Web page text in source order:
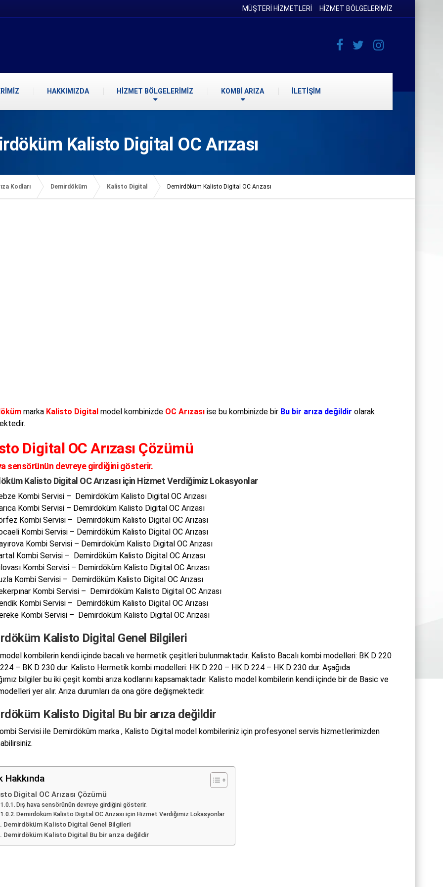
MÜŞTERİ HİZMETLERİ HİZMET BÖLGELERİMİZ
HAKKIMIZDA HİZMET BÖLGELERİMİZ KOMBİ ARIZA İLETİŞİM
Kalisto Digital OC Arızası
Kodları Demirdöküm Kalisto Digital Demirdöküm Kalisto Digital OC Arızası
marka Kalisto Digitalmodel kombinizde OC Arızasıise bu kombinizde bir Bu bir arıza değildir olarak
Digital OC Arızası Çözümü
sensörünün devreye girdiğini gösterir.
Kalisto Digital OC Arızası için Hizmet Verdiğimiz Lokasyonlar
Kombi Servisi – Demirdöküm Kalisto Digital OC Arızası
Kombi Servisi – Demirdöküm Kalisto Digital OC Arızası
Kombi Servisi – Demirdöküm Kalisto Digital OC Arızası
Kombi Servisi – Demirdöküm Kalisto Digital OC Arızası
Kombi Servisi – Demirdöküm Kalisto Digital OC Arızası
Kombi Servisi – Demirdöküm Kalisto Digital OC Arızası
Kombi Servisi – Demirdöküm Kalisto Digital OC Arızası
Kombi Servisi – Demirdöküm Kalisto Digital OC Arızası
Kombi Servisi – Demirdöküm Kalisto Digital OC Arızası
Kombi Servisi – Demirdöküm Kalisto Digital OC Arızası
Kombi Servisi – Demirdöküm Kalisto Digital OC Arızası
Kalisto Digital Genel Bilgileri
kombilerin kendi içinde bacalı ve hermetik çeşitleri bulunmaktadır. Kalisto Bacalı kombi modelleri: BK D 220
– BK D 230 dur. Kalisto Hermetik kombi modelleri: HK D 220 – HK D 224 – HK D 230 dur. Aşağıda
bilgiler bu iki çeşit kombi arıza kodlarını kapsamaktadır. Kalisto model kombilerin kendi içinde bir de Basic ve
yer alır. Arıza durumları da ona göre değişmektedir.
Kalisto Digital Bu bir arıza değildir
Servisi ile Demirdöküm marka , Kalisto Digital model kombileriniz için profesyonel servis hizmetlerimizden
Hakkında
Digital OC Arızası Çözümü
Dış hava sensörünün devreye girdiğini gösterir.
Demirdöküm Kalisto Digital OC Arızası için Hizmet Verdiğimiz Lokasyonlar
Demirdöküm Kalisto Digital Genel Bilgileri
Demirdöküm Kalisto Digital Bu bir arıza değildir